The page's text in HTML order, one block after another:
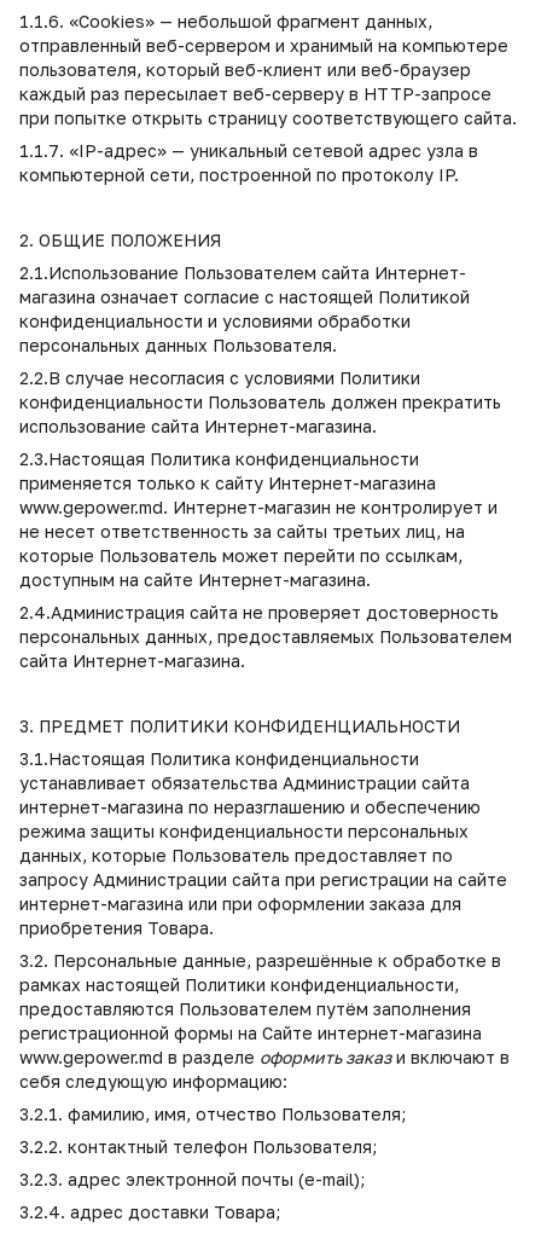
1.1.6. «Cookies» — небольшой фрагмент данных,
отправленный веб-сервером и хранимый на компьютере
пользователя, который веб-клиент или веб-браузер
каждый раз пересылает веб-серверу в HTTP-запросе
при попытке открыть страницу соответствующего сайта.
1.1.7. «IP-адрес» — уникальный сетевой адрес узла в
компьютерной сети, построенной по протоколу IP.
2. ОБЩИЕ ПОЛОЖЕНИЯ
2.1.Использование Пользователем сайта Интернет-
магазина означает согласие с настоящей Политикой
конфиденциальности и условиями обработки
персональных данных Пользователя.
2.2.В случае несогласия с условиями Политики
конфиденциальности Пользователь должен прекратить
использование сайта Интернет-магазина.
2.3.Настоящая Политика конфиденциальности
применяется только к сайту Интернет-магазина
www.gepower.md. Интернет-магазин не контролирует и
не несет ответственность за сайты третьих лиц, на
которые Пользователь может перейти по ссылкам,
доступным на сайте Интернет-магазина.
2.4.Администрация сайта не проверяет достоверность
персональных данных, предоставляемых Пользователем
сайта Интернет-магазина.
3. ПРЕДМЕТ ПОЛИТИКИ КОНФИДЕНЦИАЛЬНОСТИ
3.1.Настоящая Политика конфиденциальности
устанавливает обязательства Администрации сайта
интернет-магазина по неразглашению и обеспечению
режима защиты конфиденциальности персональных
данных, которые Пользователь предоставляет по
запросу Администрации сайта при регистрации на сайте
интернет-магазина или при оформлении заказа для
приобретения Товара.
3.2. Персональные данные, разрешённые к обработке в
рамках настоящей Политики конфиденциальности,
предоставляются Пользователем путём заполнения
регистрационной формы на Сайте интернет-магазина
www.gepower.md в разделе оформить закази включают в
себя следующую информацию:
3.2.1. фамилию, имя, отчество Пользователя;
3.2.2. контактный телефон Пользователя;
3.2.3. адрес электронной почты (e-mail);
3.2.4. адрес доставки Товара;